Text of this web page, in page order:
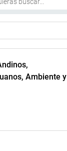
Ambiente y